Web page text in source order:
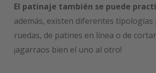
El patinaje también se puede
además, existen diferentes tipologías
ruedas, de patines en línea o de
¡agarraos bien el uno al otro!